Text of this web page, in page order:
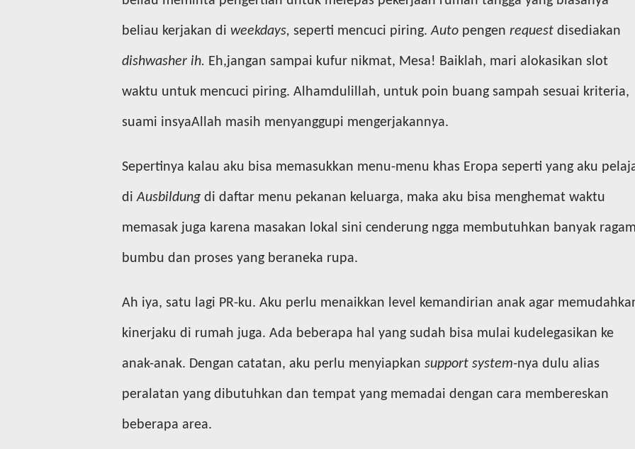
beliau kerjakan di weekdays, seperti mencuci piring.Auto pengen request disediakan
dishwasher ih. Eh,jangan sampai kufur nikmat, Mesa! Baiklah, mari alokasikan slot
waktu untuk mencuci piring. Alhamdulillah, untuk poin buang sampah sesuai kriteria,
suami insyaAllah masih menyanggupi mengerjakannya.
Sepertinya kalau aku bisa memasukkan menu-menu khas Eropa seperti yang aku
diAusbildung di daftar menu pekanan keluarga, maka aku bisa menghemat waktu
memasak juga karena masakan lokal sini cenderung ngga membutuhkan banyak
bumbu dan proses yang beraneka rupa.
Ah iya, satu lagi PR-ku. Aku perlu menaikkan level kemandirian anak agar
kinerjaku di rumah juga. Ada beberapa hal yang sudah bisa mulai kudelegasikan ke
anak-anak. Dengan catatan, aku perlu menyiapkan support system-nya dulu alias
peralatan yang dibutuhkan dan tempat yang memadai dengan cara membereskan
beberapa area.